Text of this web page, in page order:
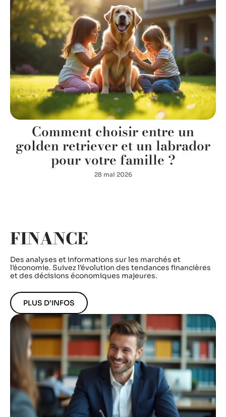
Comment choisir entre un
golden retriever et un labrador
pour votre famille ?
28 mai 2026
FINANCE
Des analyses et informations sur les marchés et
l’économie. Suivez l’évolution des tendances financières
et des décisions économiques majeures.
PLUS D’INFOS